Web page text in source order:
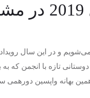
2019 میلادی نزدیک می‌شویم و در
تازه با انجمن که
دورهمی سال 2019 را در